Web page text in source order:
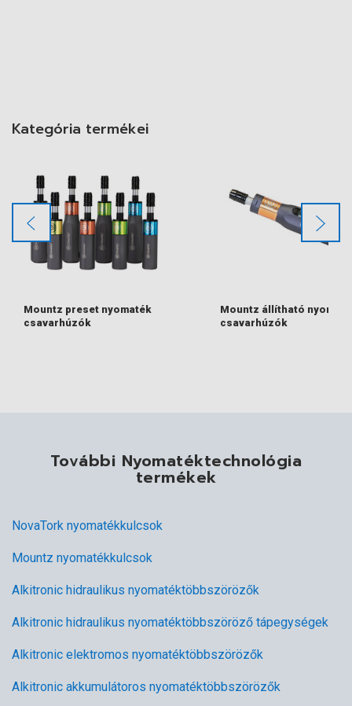
Kategória termékei
Mountz preset nyomaték
csavarhúzók
Mountz állítható
csavarhúzók
További Nyomatéktechnológia
termékek
NovaTork nyomatékkulcsok
Mountz nyomatékkulcsok
Alkitronic hidraulikus nyomatéktöbbszörözők
Alkitronic hidraulikus nyomatéktöbbszöröző tápegységek
Alkitronic elektromos nyomatéktöbbszörözők
Alkitronic akkumulátoros nyomatéktöbbszörözők